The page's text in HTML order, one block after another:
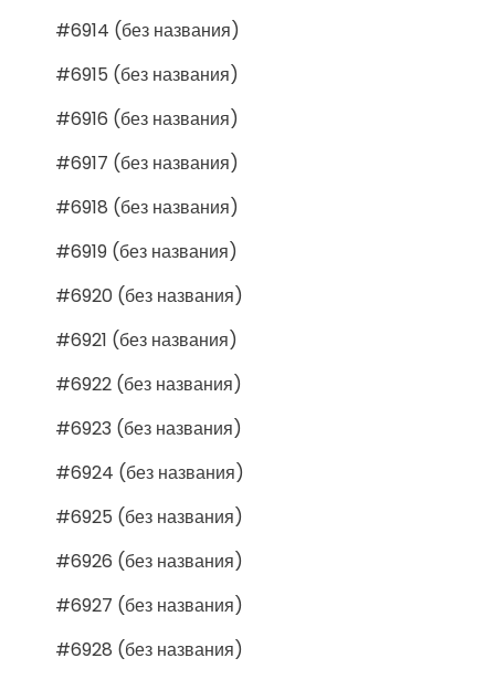
#6914 (без названия)
#6915 (без названия)
#6916 (без названия)
#6917 (без названия)
#6918 (без названия)
#6919 (без названия)
#6920 (без названия)
#6921 (без названия)
#6922 (без названия)
#6923 (без названия)
#6924 (без названия)
#6925 (без названия)
#6926 (без названия)
#6927 (без названия)
#6928 (без названия)